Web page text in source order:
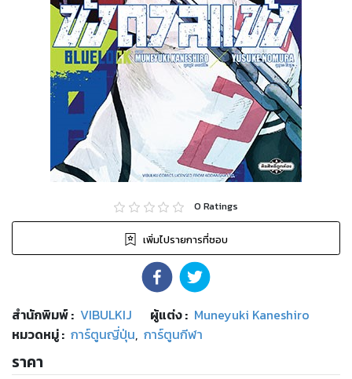
0 Ratings
เพิ่มไปรายการที่ชอบ
สำนักพิมพ์: VIBULKIJ ผู้แต่ง : Muneyuki Kaneshiro
หมวดหมู่: การ์ตูนญี่ปุ่น, การ์ตูนกีฬา
ราคา